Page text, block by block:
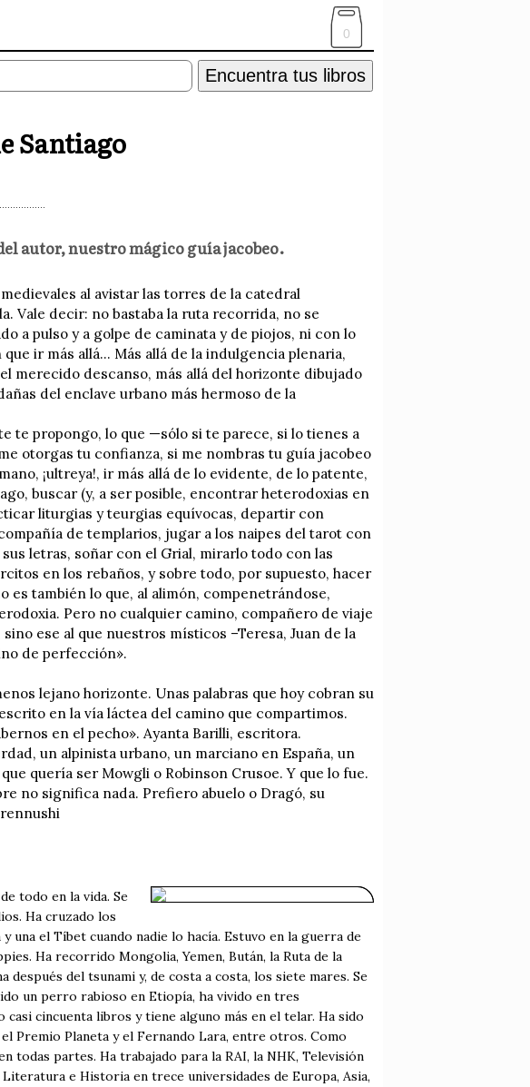
0
Encuentra tus libros
Santiago
autor, nuestro mágico guía jacobeo.
al avistar las torres de la catedral
Vale decir: no bastaba la ruta recorrida, no se
a pulso y a golpe de caminata y de piojos, ni con lo
ir más allá... Más allá de la indulgencia plenaria,
merecido descanso, más allá del horizonte dibujado
del enclave urbano más hermoso de la
te propongo, lo que —sólo si te parece, si lo tienes a
otorgas tu confianza, si me nombras tu guía jacobeo
¡ultreya!, ir más allá de lo evidente, de lo patente,
buscar (y, a ser posible, encontrar heterodoxias en
liturgias y teurgias equívocas, departir con
de templarios, jugar a los naipes del tarot con
letras, soñar con el Grial, mirarlo todo con las
en los rebaños, y sobre todo, por supuesto, hacer
es también lo que, al alimón, compenetrándose,
Pero no cualquier camino, compañero de viaje
ese al que nuestros místicos –Teresa, Juan de la
de perfección».
lejano horizonte. Unas palabras que hoy cobran su
en la vía láctea del camino que compartimos.
en el pecho». Ayanta Barilli, escritora.
un alpinista urbano, un marciano en España, un
quería ser Mowgli o Robinson Crusoe. Y que lo fue.
no significa nada. Prefiero abuelo o Dragó, su
todo en la vida. Se
Ha cruzado los
una el Tíbet cuando nadie lo hacía. Estuvo en la guerra de
Ha recorrido Mongolia, Yemen, Bután, la Ruta de la
del tsunami y, de costa a costa, los siete mares. Se
un perro rabioso en Etiopía, ha vivido en tres
cincuenta libros y tiene alguno más en el telar. Ha sido
Premio Planeta y el Fernando Lara, entre otros. Como
todas partes. Ha trabajado para la RAI, la NHK, Televisión
e Historia en trece universidades de Europa, Asia,